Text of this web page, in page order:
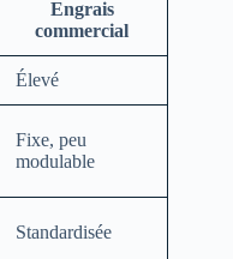
Engrais
commercial
Élevé
Fixe, peu
modulable
Standardisée